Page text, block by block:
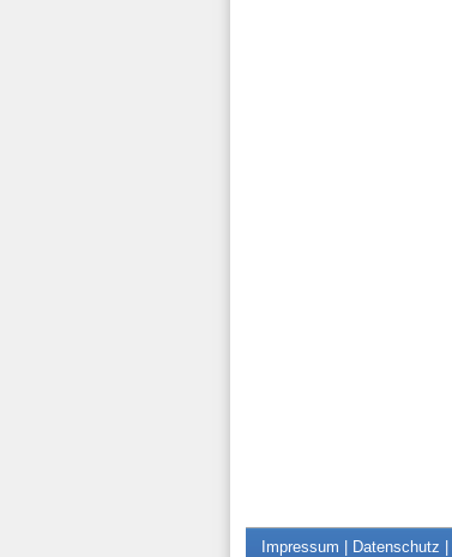
Impressum | Datenschutz |